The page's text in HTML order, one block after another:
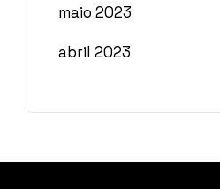
maio 2023
abril 2023